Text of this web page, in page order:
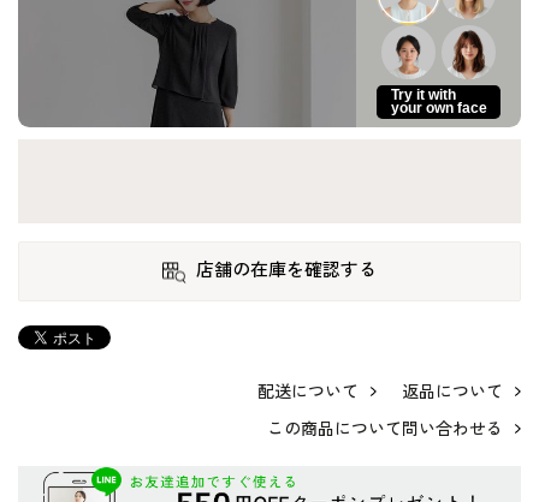
Try it with
your own face
店舗の在庫を確認する
配送について
返品について
この商品について問い合わせる